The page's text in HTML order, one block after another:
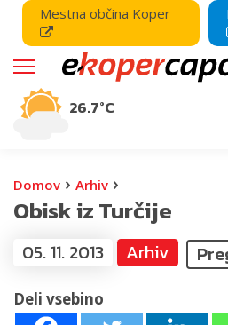
Mestna občina Koper
26.7°C
Domov › Arhiv ›
Obisk iz Turčije
05. 11. 2013 Arhiv
Deli vsebino